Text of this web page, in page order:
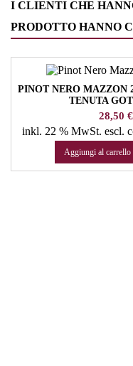
I CLIENTI CHE
PRODOTTO HANNO
PINOT NERO MAZZON
TENUTA
Prezzo
28,50 €
inkl. 22 % MwSt. escl.
Aggiungi al carrello